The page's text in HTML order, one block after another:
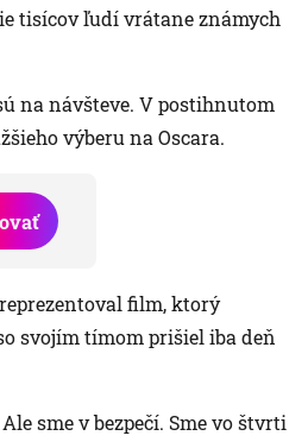
tisícov ľudí vrátane známych
na návšteve. V postihnutom
výberu na Oscara.
film, ktorý
svojím tímom prišiel iba deň
sme v bezpečí. Sme vo štvrti